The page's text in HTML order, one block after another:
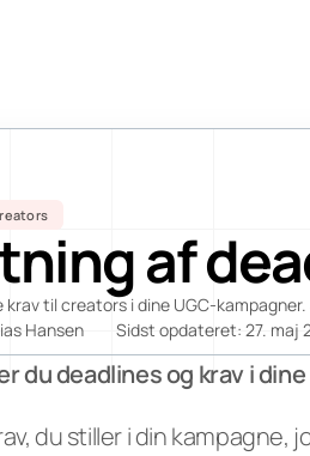
af
til creators i dine UGC-
Hansen
Sidst opdateret: 27. maj
du deadlines og krav i
du stiller i din